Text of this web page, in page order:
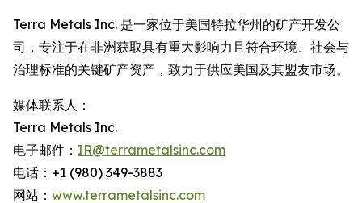
Terra Metals Inc. 是一家位于美国特拉华州的矿产开发公
司，专注于在非洲获取具有重大影响力且符合环境、社会与
治理标准的关键矿产资产，致力于供应美国及其盟友市场。
媒体联系人：
Terra Metals Inc.
电子邮件： IR@terrametalsinc.com
电话：+1 (980) 349-3883
网站： www.terrametalsinc.com